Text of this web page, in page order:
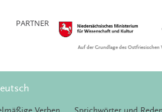
PARTNER
Auf der Grundlage des